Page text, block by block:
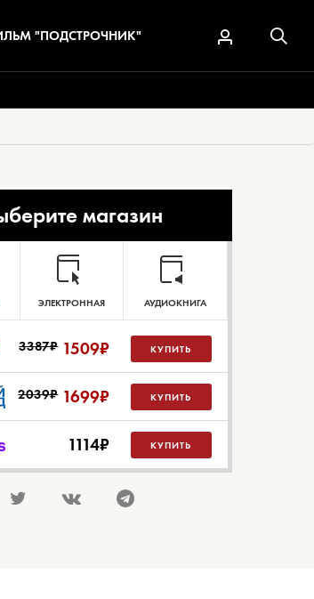
"ПОДСТРОЧНИК"
магазин
ЭЛЕКТРОННАЯ АУДИОКНИГА
3387₽ 1509₽ КУПИТЬ
2039₽ 1699₽ КУПИТЬ
1114₽ КУПИТЬ